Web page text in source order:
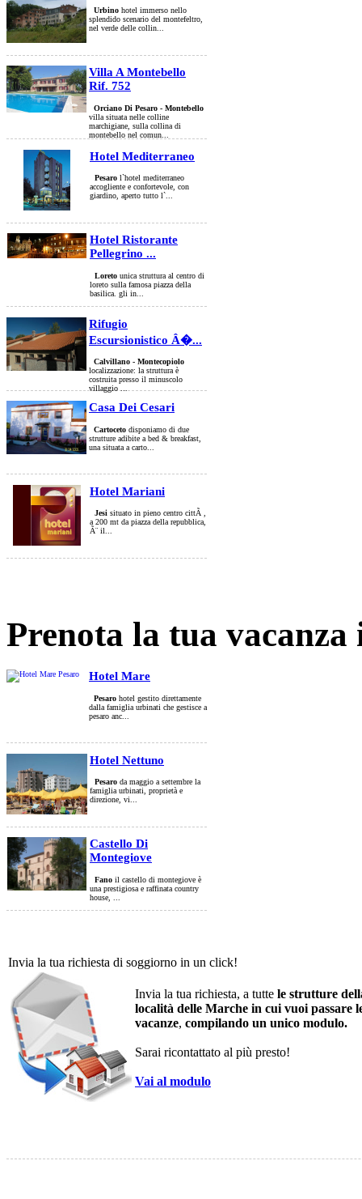
Urbino hotel immerso nello
splendido scenario del montefeltro,
nel verde delle collin...
Villa A Montebello
Rif. 752
Orciano Di Pesaro - Montebello
villa situata nelle colline
marchigiane, sulla collina di
montebello nel comun...
Hotel Mediterraneo
Pesaro l`hotel mediterraneo
accogliente e confortevole, con
giardino, aperto tutto l`...
Hotel Ristorante
Pellegrino ...
Loreto unica struttura al centro di
loreto sulla famosa piazza della
basilica. gli in...
Rifugio
Escursionistico Â�...
Calvillano - Montecopiolo
localizzazione: la struttura è
costruita presso il minuscolo
villaggio ...
Casa Dei Cesari
Cartoceto disponiamo di due
strutture adibite a bed & breakfast,
una situata a carto...
Hotel Mariani
Jesi situato in pieno centro cittÃ ,
a 200 mt da piazza della repubblica,
Ã¨ il...
Prenota la tua vacanza
Hotel Mare
Pesaro hotel gestito direttamente
dalla famiglia urbinati che gestisce a
pesaro anc...
Hotel Nettuno
Pesaro da maggio a settembre la
famiglia urbinati, proprietà e
direzione, vi...
Castello Di
Montegiove
Fano il castello di montegiove è
una prestigiosa e raffinata country
house, ...
Invia la tua richiesta di soggiorno in un click!
Invia la tua richiesta, a tutte le strutture
località delle Marche in cui vuoi passare
vacanze, compilando un unico modulo.
Sarai ricontattato al più presto!
Vai al modulo